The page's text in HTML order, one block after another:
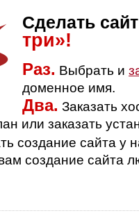
Сделать
три»!
Раз. Выбрать и
доменное имя.
Два. Заказать
или заказать
создание сайта
создание сайта